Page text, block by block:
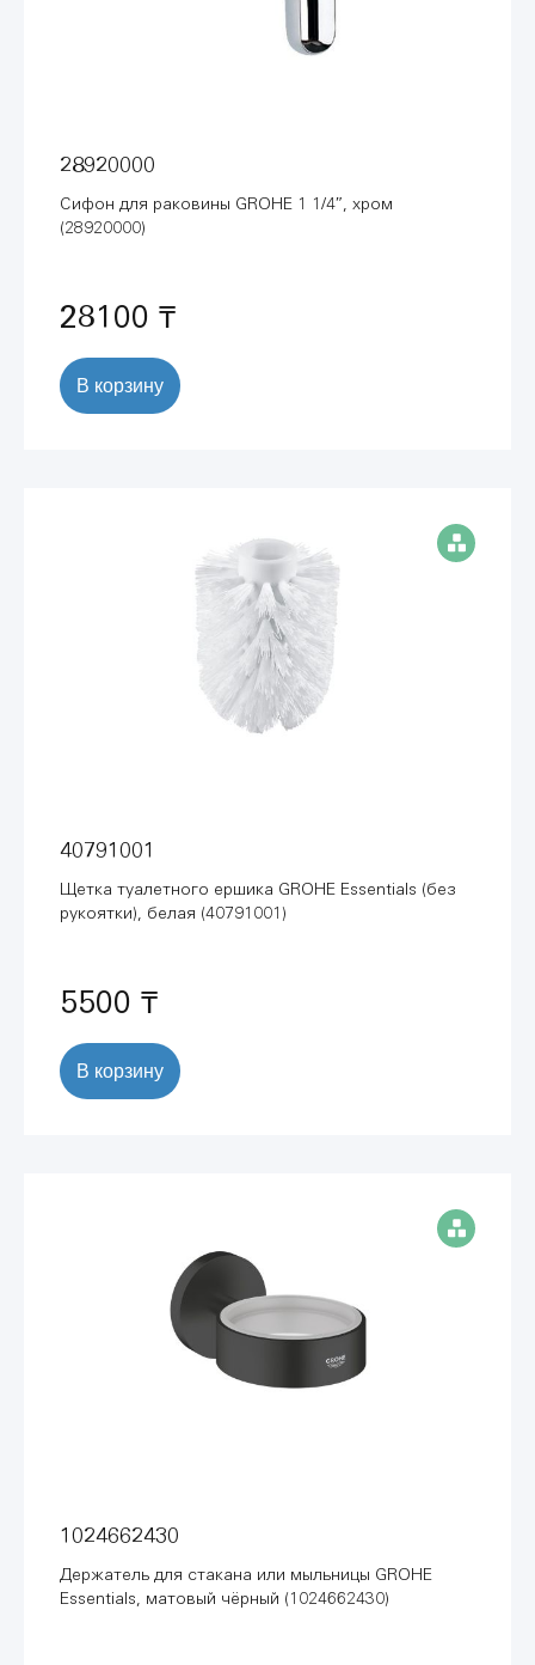
28920000
Сифон для раковины GROHE 1 1/4″, хром
(28920000)
28100 ₸
В корзину
40791001
Щетка туалетного ершика GROHE Essentials (без
рукоятки), белая (40791001)
5500 ₸
В корзину
1024662430
Держатель для стакана или мыльницы GROHE
Essentials, матовый чёрный (1024662430)